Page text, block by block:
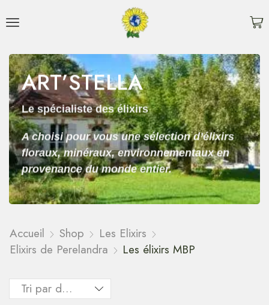
ART’STELLA
Le spécialiste des élixirs
A choisi pour vous une sélection d’élixirs
floraux, minéraux, environnementaux en
provenance du monde entier.
Accueil Shop
Les Elixirs
Elixirs de Perelandra
Les élixirs MBP